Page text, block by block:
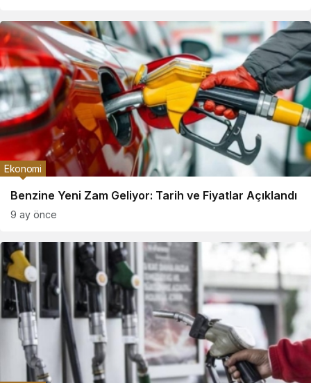
Benzine Yeni Zam Geliyor: Tarih ve Fiyatlar Açıklandı
Ekonomi
9 ay önce